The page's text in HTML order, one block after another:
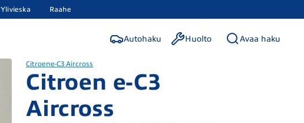
Ylivieska Raahe
Autohaku Huolto Avaa haku
Citroene-C3 Aircross
Citroen e-C3
Aircross